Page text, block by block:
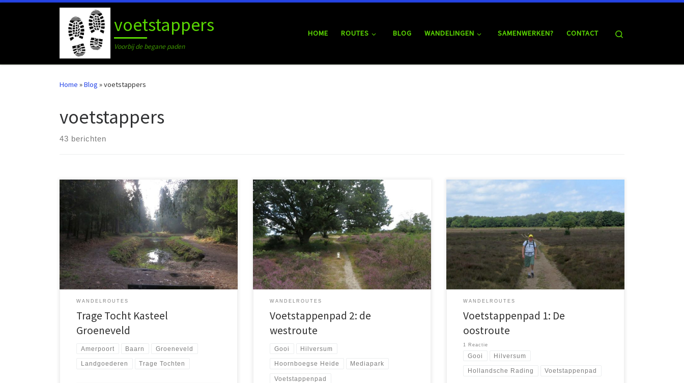
voetstappers
Voorbij de begane paden
HOME ROUTES BLOG WANDELINGEN SAMENWERKEN? CONTACT
Home »Blog »voetstappers
voetstappers
43 berichten
Op zaterdag 22 november 2025 ging ik met mijn zoon
Lucas op weg naar Baarn. We gingen met de trein en
arriveerden op het prachtige station dat is gelegen in
een insnijding van de Utrechtse Heuvelrug. Ons doel
was om de recent door Rutger Burgers gemaakte
Trage Tocht Kasteel Groeneveld […]
WANDELROUTES
Trage Tocht Kasteel
Groeneveld
Amerpoort Baarn Groeneveld
Landgoederen Trage Tochten
In augustus 2025 voltooide ik samen met mijn zoon
Lucas het Voetstappenpad rond Hilversum. We
genoten van de natuur, waaronder de
Hoorneboegsche Heide en het Corversbos, maar het
stuk door Kerkelanden was minder aantrekkelijk. Toch
is het volledige pad, inclusief het westelijk deel, de
moeite waard.
WANDELROUTES
Voetstappenpad 2: de
westroute
Gooi Hilversum
Hoornboegse Heide Mediapark
Voetstappenpad
Het Voetstappenpad rondom Hilversum is een van de
oudste wandelroutes van Nederland, hersteld in 1997.
Op een zonnige zondag verkenden Lucas en ik een
deel van deze 26 kilometer lange route. Het pad
verbindt natuurgebieden, maar kent ook drukke
fietspaden. Wij genoten van de variëteit en willen de
westelijke route binnenkort verkennen.
WANDELROUTES
Voetstappenpad 1: De
oostroute
1 Reactie
Gooi Hilversum
Hollandsche Rading Voetstappenpad